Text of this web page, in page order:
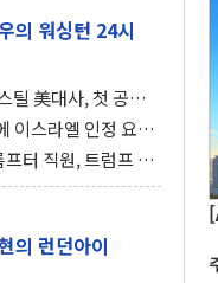
의 워싱턴 24시
틸 美대사, 첫 공개
강화 최우선 과제"
이스라엘 인정 요
명 하루 만에 좌초
터 직원, 트럼프 연
시장서 10만달러 챙
의 런던아이